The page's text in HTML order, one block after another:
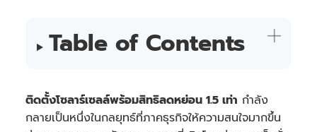
Table of Contents
ติดตั้งโซลาร์เซลล์พร้อมสิทธิลดหย่อน 1.5 เท่า กำลัง
กลายเป็นหนึ่งในกลยุทธ์ที่ภาคธุรกิจให้ความสนใจมากขึ้น